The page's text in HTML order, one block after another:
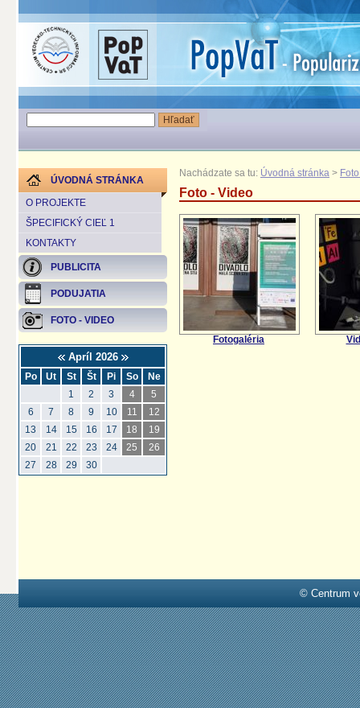
ÚVODNÁ STRÁNKA
O PROJEKTE
ŠPECIFICKÝ CIEĽ 1
KONTAKTY
PUBLICITA
PODUJATIA
FOTO - VIDEO
Apríl 2026
Po Ut St Št Pi So
Ne
1
2 3 4
5
6
7 8 9 10 11
12
13
14 15 16 17 18
19
20
21 22 23 24 25
26
27
28 29 30
Nachádzate sa tu: Úvodná stránka >
Foto - Video
Fotogaléria
© Centrum